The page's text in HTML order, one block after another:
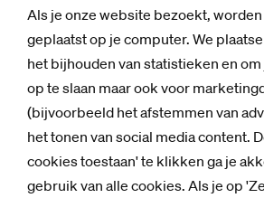
Als je onze website bezoekt,
geplaatst op je computer. We
het bijhouden van statistieken en
op te slaan maar ook voor
(bijvoorbeeld het afstemmen van
het tonen van social media content.
cookies toestaan' te klikken ga je
gebruik van alle cookies. Als je op